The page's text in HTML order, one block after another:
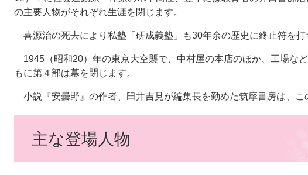
の主要人物がそれぞれ生涯を閉じます。
喜源治の死去により私塾「研成義塾」も30年余の歴史に終止符を打
1945（昭和20）年の東京大空襲で、中村屋の本店のほか、工場な
もに第４部は幕を閉じます。
小説『安曇野』の作者、臼井吉見が編集長を勤めた筑摩書房は、こ
主な登場人物